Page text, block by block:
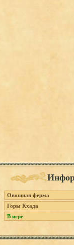
Овощная ферма
Горы Кхада
В игре